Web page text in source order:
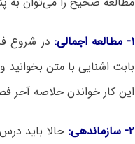
۱- مطالعه اجمالی:
در شروع
بابت اشنایی با متن
این کار خواندن خلاصه آخر
۲- سازماندهی: حالا باید